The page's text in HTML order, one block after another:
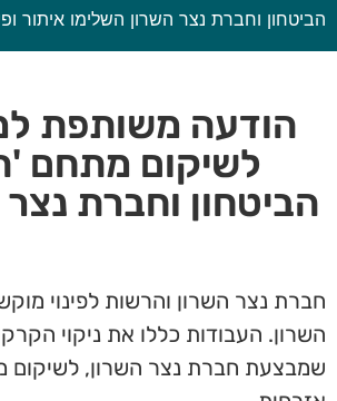
הביטחון וחברת נצר השרון השלימו איתור
הודעה משותפת
לשיקום מתחם
הביטחון וחברת
חברת נצר השרון והרשות לפינוי
השרון. העבודות כללו את ניקוי
שמבצעת חברת נצר השרון, לשיקום